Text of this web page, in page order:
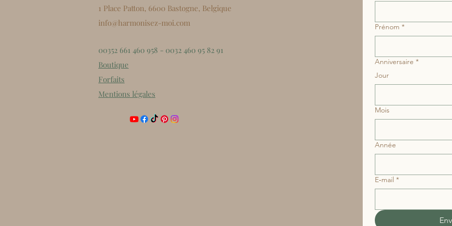
1 Place Patton, 6600 Bastogne, Belgique
info@harmonisez-moi.com
00352 661 460 958 - 0032 460 95 82 91
Boutique
Forfaits
Mentions légales
Prénom *
Anniversaire *
Jour
Mois
Année
E‑mail *